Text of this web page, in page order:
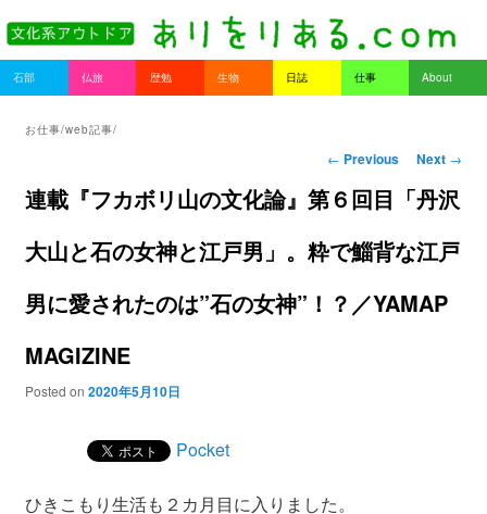
Main menu
Skip to primary content
Skip to secondary content
石部 仏旅 歴勉 生物 日誌 仕事 About
お仕事/web記事/
Post navigation
← Previous Next →
連載『フカボリ山の文化論』第６回目「丹沢
大山と石の女神と江戸男」。粋で鯔背な江戸
男に愛されたのは”石の女神”！？／YAMAP
MAGIZINE
Posted on 2020年5月10日
Pocket
ひきこもり生活も２カ月目に入りました。